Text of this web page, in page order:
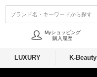
ブランド名・キーワードから探す
Myショッピング
購入履歴
LUXURY K-Beauty